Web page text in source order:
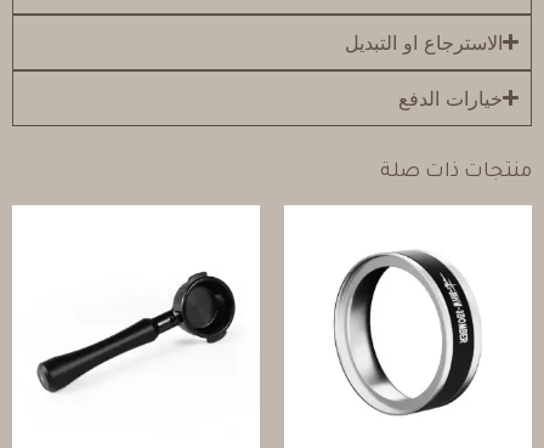
الاسترجاع او التبديل
خيارات الدفع
منتجات ذات صلة